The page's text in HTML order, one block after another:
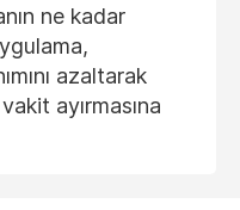
ne kadar
azaltarak
ayırmasına